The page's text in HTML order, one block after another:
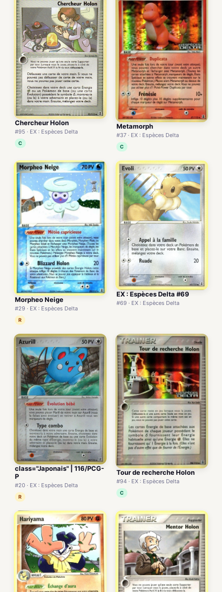
Chercheur Holon
#95 · EX : Espèces Delta
C
Metamorph
#37 · EX : Espèces Delta
C
Morpheo Neige
#29 · EX : Espèces Delta
R
EX : Espèces Delta #69
#69 · EX : Espèces Delta
class="Japonais" | 116/PCG-
P
#20 · EX : Espèces Delta
R
Tour de recherche Holon
#94 · EX : Espèces Delta
C